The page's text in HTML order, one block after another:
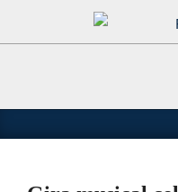
de
principal